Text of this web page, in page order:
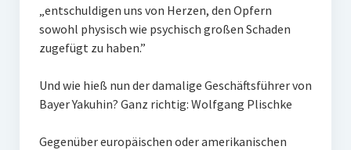
„entschuldigen uns von Herzen, den Opfern
sowohl physisch wie psychisch großen Schaden
zugefügt zu haben.”
Und wie hieß nun der damalige Geschäftsführer von
Bayer Yakuhin? Ganz richtig: Wolfgang Plischke
Gegenüber europäischen oder amerikanischen